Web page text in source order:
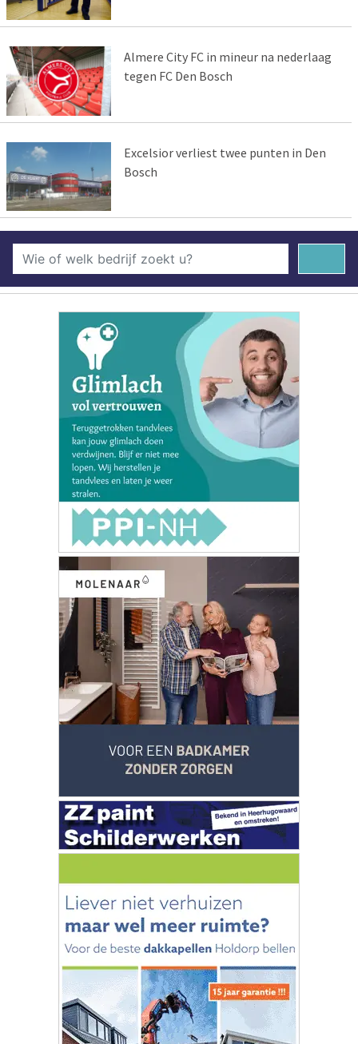
Almere City FC in mineur na nederlaag
tegen FC Den Bosch
Excelsior verliest twee punten in Den
Bosch